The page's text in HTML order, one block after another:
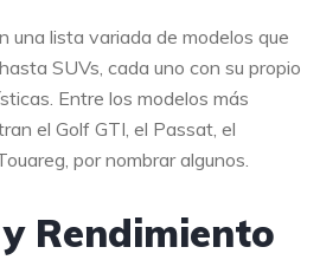
una lista variada de modelos que
SUVs, cada uno con su propio
Entre los modelos más
el Golf GTI, el Passat, el
por nombrar algunos.
Rendimiento